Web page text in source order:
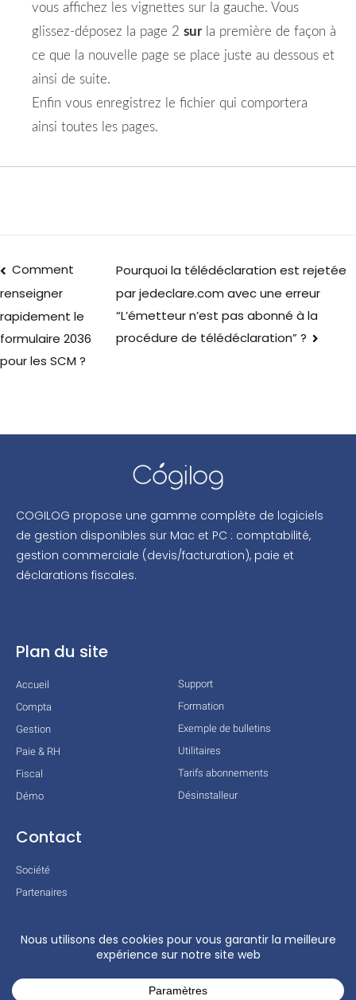
vous affichez les vignettes sur la gauche. Vous
glissez-déposez la page 2 surla première de façon à
ce que la nouvelle page se place juste au dessous et
ainsi de suite.
Enfin vous enregistrez le fichier qui comportera
ainsi toutes les pages.
Comment
renseigner
rapidement le
formulaire 2036
pour les SCM ?
Pourquoi la télédéclaration est rejetée
par jedeclare.com avec une erreur
“L’émetteur n’est pas abonné à la
procédure de télédéclaration” ?
COGILOG propose une gamme complète de logiciels
de gestion disponibles sur Mac et PC : comptabilité,
gestion commerciale (devis/facturation), paie et
déclarations fiscales.
Plan du site
Accueil
Compta
Gestion
Paie & RH
Fiscal
Démo
Support
Formation
Exemple de bulletins
Utilitaires
Tarifs abonnements
Désinstalleur
Contact
Société
Partenaires
Mentions légales
Conditions générales
Actualités